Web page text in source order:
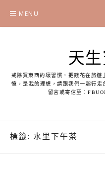
content
MENU
天
戒除買東西的壞習慣，把錢花在旅遊
憶，是我的理想，請跟我們一起行
留言或寄信至：
標籤: 水里下午茶